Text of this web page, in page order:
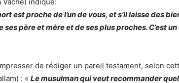
est proche de l’un de vous, et s’il laisse des
père et mère et de ses plus proches. C’est
de rédiger un pareil testament, selon
: « Le musulman qui veut recommander